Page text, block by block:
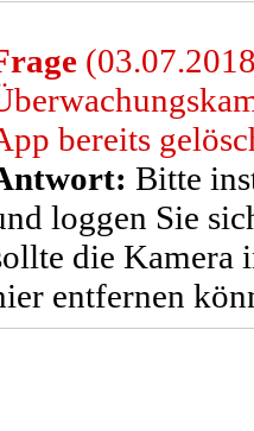
bereits
Bitte
loggen Sie
die Kamera
entfernen